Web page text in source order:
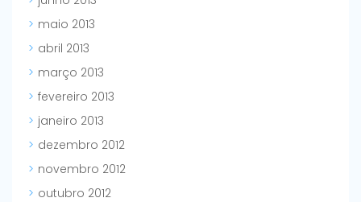
maio 2013
abril 2013
março 2013
fevereiro 2013
janeiro 2013
dezembro 2012
novembro 2012
outubro 2012